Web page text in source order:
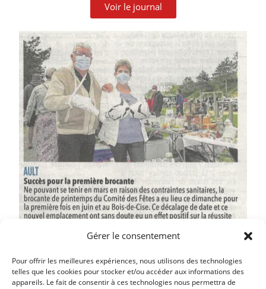
Gérer le consentement
Pour offrir les meilleures expériences, nous utilisons des technologies
telles que les cookies pour stocker et/ou accéder aux informations des
appareils. Le fait de consentir à ces technologies nous permettra de
Voir le journal